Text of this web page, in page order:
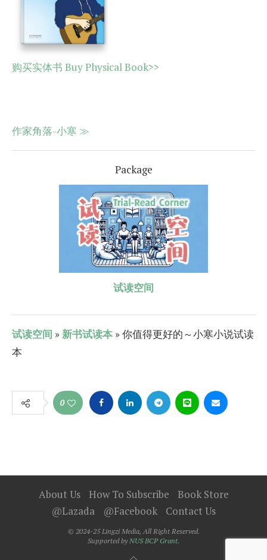
购买实体书 Buy Physical Book>>
作家角落-小寒 ≫
Package
试读空间
试读空间 »新书试读本 » 你值得更好的～小寒小说试读
本
0
About Us How To Subscribe
Book Store
@Lazada
@Facebook Contact Us
© 2024-25 Lingzi Media, All Right Reserved.
Supported by NUS BCP Grant.